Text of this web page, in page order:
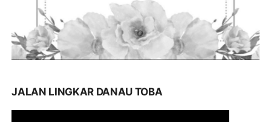
JALAN LINGKAR DANAU TOBA